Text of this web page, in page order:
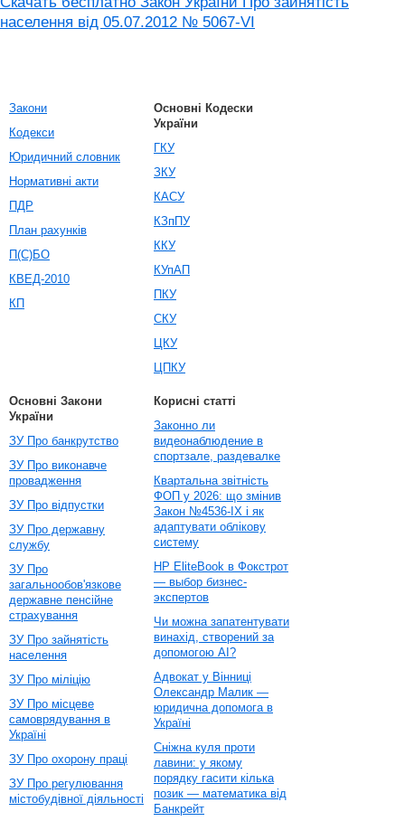
населення від 05.07.2012 № 5067-VI
Закони
Кодекси
Юридичний словник
Нормативні акти
ПДР
План рахунків
П(С)БО
КВЕД-2010
КП
Основні Кодески
України
ГКУ
ЗКУ
КАСУ
КЗпПУ
ККУ
КУпАП
ПКУ
СКУ
ЦКУ
ЦПКУ
Основні Закони
України
ЗУ Про банкрутство
ЗУ Про виконавче
провадження
ЗУ Про відпустки
ЗУ Про державну
службу
ЗУ Про
загальнообов'язкове
державне пенсійне
страхування
ЗУ Про зайнятість
населення
ЗУ Про міліцію
ЗУ Про місцеве
самоврядування в
Україні
ЗУ Про охорону праці
ЗУ Про регулювання
містобудівної діяльності
Корисні статті
Законно ли
видеонаблюдение в
спортзале, раздевалке
Квартальна звітність
ФОП у 2026: що змінив
Закон №4536-IX і як
адаптувати облікову
систему
HP EliteBook в Фокстрот
— выбор бизнес-
экспертов
Чи можна запатентувати
винахід, створений за
допомогою AI?
Адвокат у Вінниці
Олександр Малик —
юридична допомога в
Україні
Сніжна куля проти
лавини: у якому
порядку гасити кілька
позик — математика від
Банкрейт